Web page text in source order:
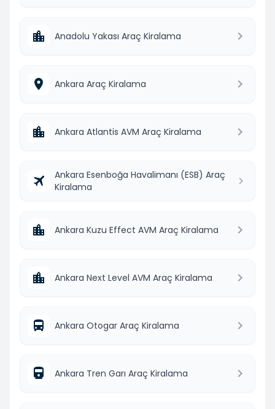
Anadolu Yakası Araç Kiralama
Ankara Araç Kiralama
Ankara Atlantis AVM Araç Kiralama
Ankara Esenboğa Havalimanı (ESB) Araç
Kiralama
Ankara Kuzu Effect AVM Araç Kiralama
Ankara Next Level AVM Araç Kiralama
Ankara Otogar Araç Kiralama
Ankara Tren Garı Araç Kiralama